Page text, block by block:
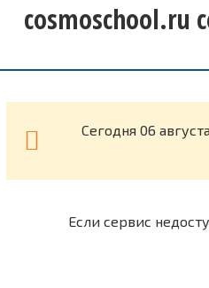
cosmoschool.ru
Cегодня 06
Если сервис